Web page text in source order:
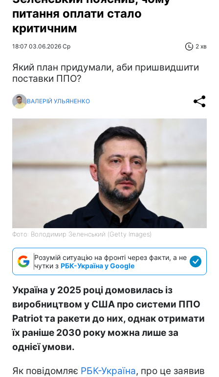
питання оплати стало
критичним
18:07 03.06.2026 Ср 2 хв
Який план придумали, аби пришвидшити
поставки ППО?
ВАЛЕРІЙ УЛЬЯНЕНКО
Фото: Володимир Зеленський (Getty Images)
Розумій ситуацію на фронті через факти, а не
чутки з РБК-Україна у Google
Україна у 2025 році домовилась із
виробництвом у США про системи ППО
Patriot та ракети до них, однак отримати
їх раніше 2030 року можна лише за
однієї умови.
Як повідомляє РБК-Україна, про це заявив